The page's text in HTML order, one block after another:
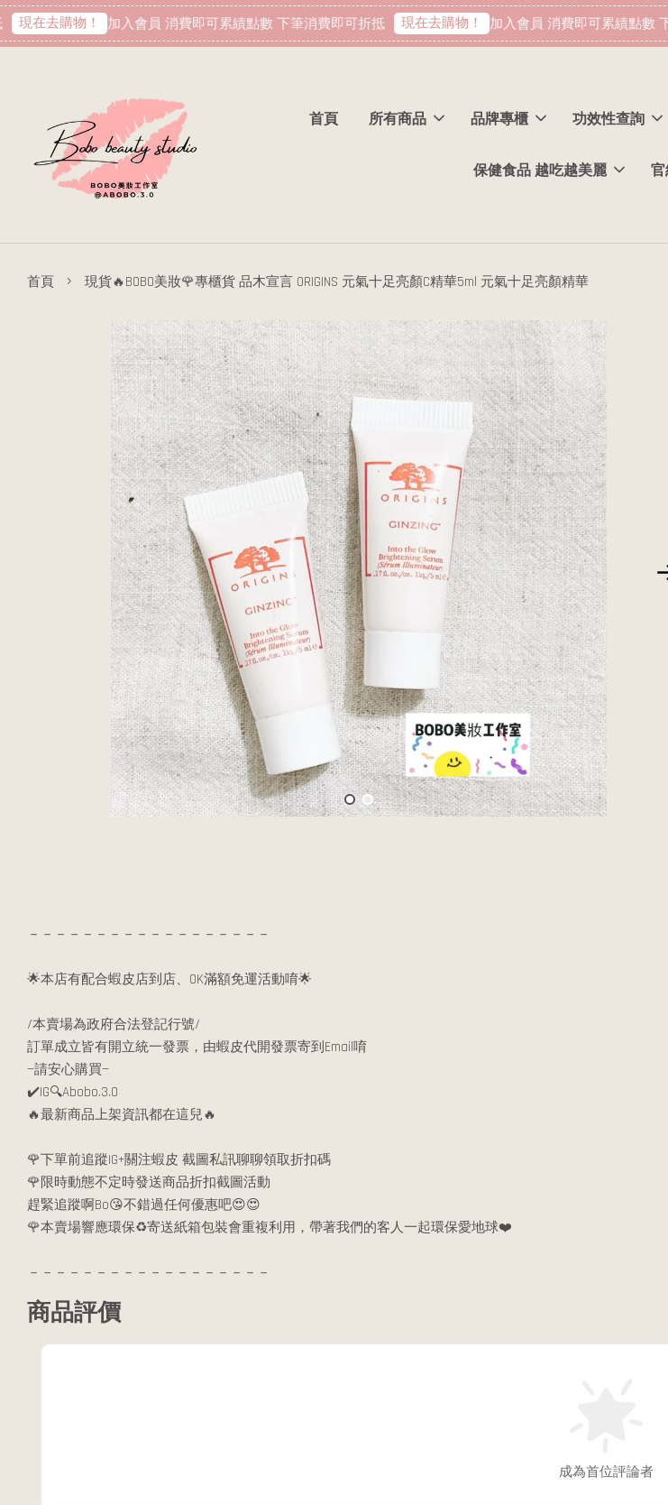
在去購物！ 加入會員 消費即可累績點數 下筆消費即可折抵 現在去購物！ 加入會員 消費即可累績點數 下
首頁 所有商品 品牌專櫃 功效性查詢
保健食品 越吃越美麗
首頁 › 現貨🔥BOBO美妝🌹專櫃貨 品木宣言 ORIGINS 元氣十足亮顏C精華5ml 元氣十足亮顏精華
－－－－－－－－－－－－－－－－－－
🌟本店有配合蝦皮店到店、OK滿額免運活動唷🌟
/本賣場為政府合法登記行號/
訂單成立皆有開立統一發票，由蝦皮代開發票寄到Email唷
—請安心購買—
✔️IG🔍Abobo.3.0
🔥最新商品上架資訊都在這兒🔥
🌹下單前追蹤IG+關注蝦皮 截圖私訊聊聊領取折扣碼
🌹限時動態不定時發送商品折扣截圖活動
趕緊追蹤啊Bo😘不錯過任何優惠吧😍😍
🌹本賣場響應環保♻️寄送紙箱包裝會重複利用，帶著我們的客人一起環保愛地球❤️
－－－－－－－－－－－－－－－－－－
商品評價
成為首位評論者